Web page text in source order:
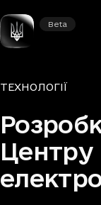
Beta
Beta
ГОЛОВНА —
Рубрики
ТЕХНОЛОГІЇ
Центру